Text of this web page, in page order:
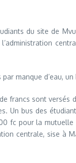
du site de
manque d’eau,
francs sont
Un bus des
fc pour la
centrale, sise à